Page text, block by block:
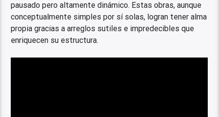
pausado pero altamente dinámico. Estas obras, aunque
conceptualmente simples por sí solas, logran tener alma
propia gracias a arreglos sutiles e impredecibles que
enriquecen su estructura.